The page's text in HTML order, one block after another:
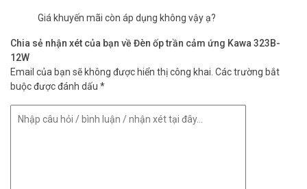
Giá khuyến mãi còn áp dụng không vậy ạ?
Chia sẻ nhận xét của bạn về Đèn ốp trần cảm ứng Kawa 323B-
12W
Email của bạn sẽ không được hiển thị công khai. Các trường bắt
buộc được đánh dấu *